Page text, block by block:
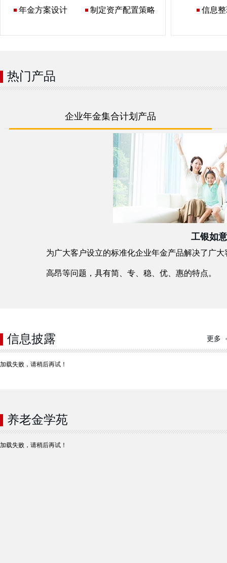
年金方案设计 制定资产配置策略 信息
热门产品
企业年金集合计划产品
工银如
为广大客户设立的标准化企业年金产品解决了广
高昂等问题，具有简、专、稳、优、惠的特点。
更多
信息披露
加载失败，请稍后再试！
养老金学苑
加载失败，请稍后再试！